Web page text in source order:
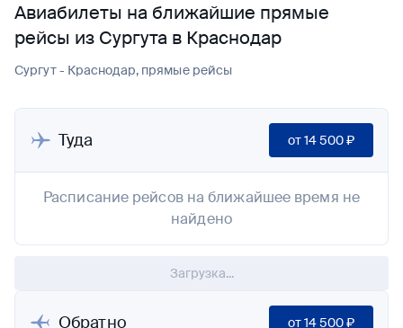
Авиабилеты на ближайшие прямые
рейсы из Сургута в Краснодар
Сургут - Краснодар, прямые рейсы
Туда от14 500 ₽
Расписание рейсов на ближайшее время не
найдено
Загрузка...
Обратно от14 500 ₽